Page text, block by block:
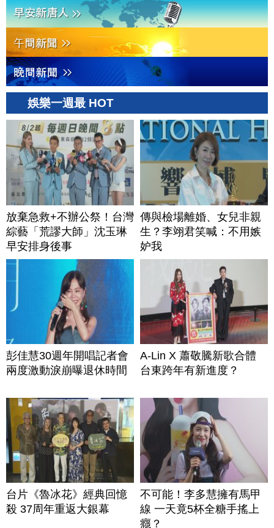
娛樂一週最 HOT
放棄急救+不辦公祭！台灣
綜藝「荒謬大師」沈玉琳
早安排身後事
傳與檢場離婚、女兒非親
生？李翊君笑喊：不用嫉
妒我
彭佳慧30週年開唱記者會
兩度激動淚崩曝退休時間
A-Lin X 蕭敬騰新歌合體
台東跨年有新進度？
台片《魯冰花》經典回憶
殺 37周年重返大銀幕
不可能！李多慧擁有馬甲
線 一天竟5杯全糖手搖上
癮？